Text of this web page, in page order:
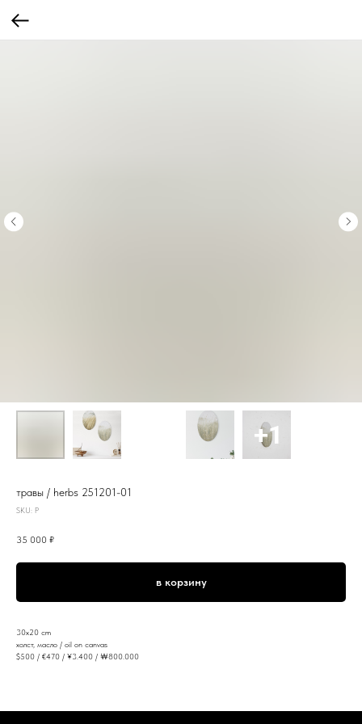
травы / herbs 251201-01
SKU: P
35 000 ₽
в корзину
30x20 cm
холст, масло / oil on canvas
$500 / €470 / ¥3.400 / ￦800.000